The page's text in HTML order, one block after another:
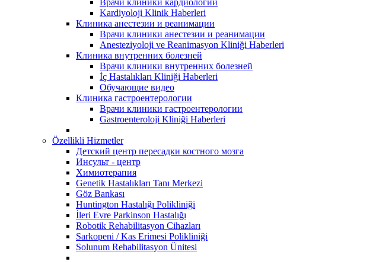
Kardiyoloji Klinik Haberleri
Клиника анестезии и реанимации
Врачи клиники анестезии и реанимации
Anesteziyoloji ve Reanimasyon Kliniği Haberleri
Клиника внутренних болезней
Врачи клиники внутренних болезней
İç Hastalıkları Kliniği Haberleri
Обучающие видео
Клиника гастроентерологии
Врачи клиники гастроентерологии
Gastroenteroloji Kliniği Haberleri
Özellikli Hizmetler
Детский центр пересадки костного мозга
Инсульт - центр
Химиотерапия
Genetik Hastalıkları Tanı Merkezi
Göz Bankası
Huntington Hastalığı Polikliniği
İleri Evre Parkinson Hastalığı
Robotik Rehabilitasyon Cihazları
Sarkopeni / Kas Erimesi Polikliniği
Solunum Rehabilitasyon Ünitesi